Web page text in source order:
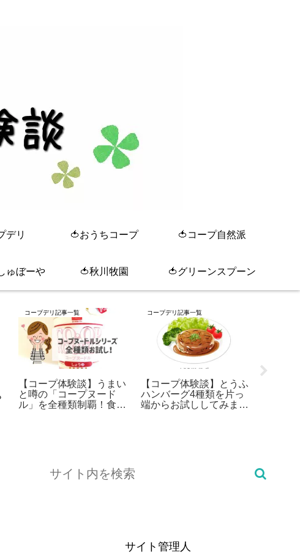
デリ 🍅おうちコープ 🍅コープ自然派
ゅぼーや 🍅秋川牧園 🍅グリーンスプーン
コープデリ記事一覧
【コープ体験談】うまい
と噂の「コープヌード
ル」を全種類制覇！食べ
コープデリ記事一覧
【コープ体験談】とうふ
ハンバーグ4種類を片っ
端からお試ししてみまし
サイト管理人